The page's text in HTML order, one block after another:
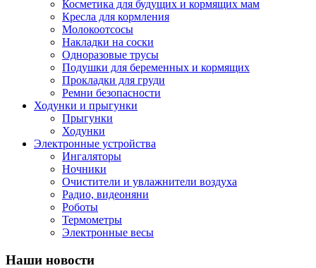
Косметика для будущих и кормящих мам
Кресла для кормления
Молокоотсосы
Накладки на соски
Одноразовые трусы
Подушки для беременных и кормящих
Прокладки для груди
Ремни безопасности
Ходунки и прыгунки
Прыгунки
Ходунки
Электронные устройства
Ингаляторы
Ночники
Очистители и увлажнители воздуха
Радио, видеоняни
Роботы
Термометры
Электронные весы
Наши новости